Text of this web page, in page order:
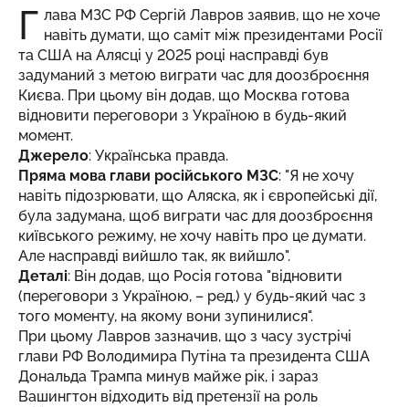
Г лава МЗС РФ Сергій Лавров заявив, що не хоче
навіть думати, що саміт між президентами Росії
та США на Алясці у 2025 році насправді був
задуманий з метою виграти час для доозброєння
Києва. При цьому він додав, що Москва готова
відновити переговори з Україною в будь-який
момент.
Джерело: Українська правда.
Пряма мова глави російського МЗС: "Я не хочу
навіть підозрювати, що Аляска, як і європейські дії,
була задумана, щоб виграти час для доозброєння
київського режиму, не хочу навіть про це думати.
Але насправді вийшло так, як вийшло".
Деталі: Він додав, що Росія готова "відновити
(переговори з Україною, – ред.) у будь-який час з
того моменту, на якому вони зупинилися".
При цьому Лавров зазначив, що з часу зустрічі
глави РФ Володимира Путіна та президента США
Дональда Трампа минув майже рік, і зараз
Вашингтон відходить від претензії на роль